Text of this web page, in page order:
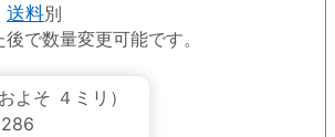
送料別
で数量変更可能です。
そ ４ミリ）
286